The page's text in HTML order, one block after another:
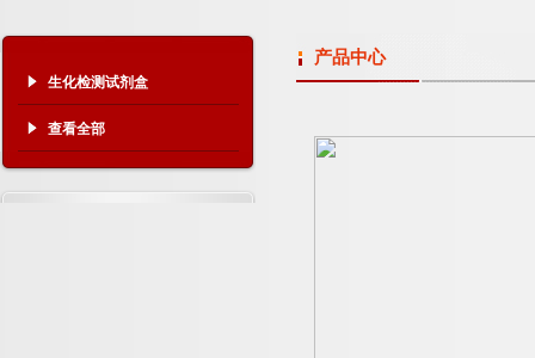
生化检测试剂盒
查看全部
产品中心